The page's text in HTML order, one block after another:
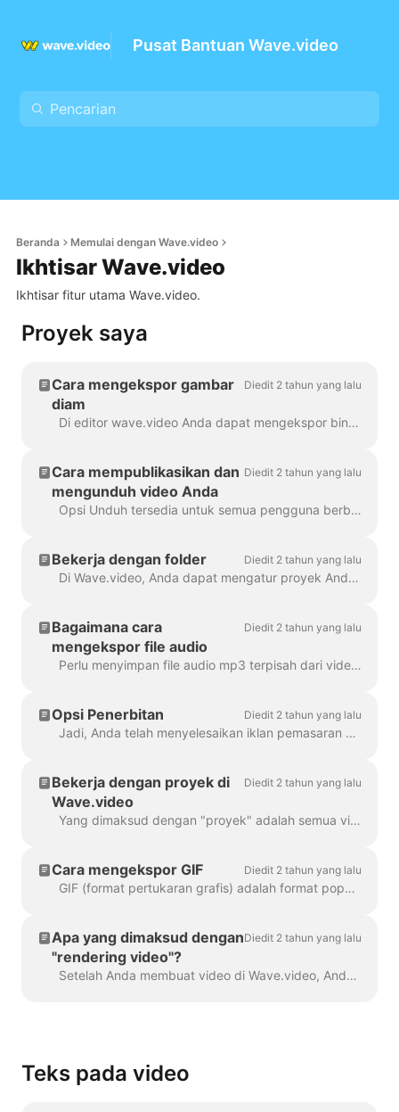
Pusat Bantuan Wave.video
Beranda Memulai dengan Wave.video
Ikhtisar Wave.video
Ikhtisar fitur utama Wave.video.
Proyek saya
Cara mengekspor gambar
diam
Diedit 2 tahun yang lalu
Di editor wave.video Anda dapat mengekspor bingkai apa pun ke format JPG, PNG, atau GIF. Hanya PNG dan GIF yang mendukung transparansi. Bagaimana cara memulainya? Pertama, temukan bingkai ...
Cara mempublikasikan dan
mengunduh video Anda
Diedit 2 tahun yang lalu
Opsi Unduh tersedia untuk semua pengguna berbayar wave.video. Untuk mengunduh video Anda, Anda perlu mengikuti 2 langkah mudah : Opsi A: Langkah ...
Bekerja dengan folder Diedit 2 tahun yang lalu
Di Wave.video, Anda dapat mengatur proyek Anda ke dalam folder. Dengan cara ini, akan lebih mudah untuk mencari proyek Anda. Untuk membuat folder baru, Anda perlu ...
Bagaimana cara
mengekspor file audio
Diedit 2 tahun yang lalu
Perlu menyimpan file audio mp3 terpisah dari video Anda untuk podcast Anda, atau Anda hanya ingin menggunakannya sebagai pengisi suara? Sangat mudah dengan wave.video! Pertama,...
Opsi Penerbitan Diedit 2 tahun yang lalu
Jadi, Anda telah menyelesaikan iklan pemasaran digital Anda, dan Anda siap untuk membagikannya kepada dunia. Sekarang apa? Saatnya mempublikasikan! Di Wave.video ed...
Bekerja dengan proyek di
Wave.video
Diedit 2 tahun yang lalu
Yang dimaksud dengan "proyek" adalah semua video yang dibuat di Wave.video. Berikut ini cara membuat proyek baru. Anda dapat memilih dan menyesuaikan templat video di halaman...
Cara mengekspor GIF Diedit 2 tahun yang lalu
GIF (format pertukaran grafis) adalah format populer yang digunakan sejak akhir 1980-an untuk berbagi gambar dan animasi pendek. GIF hanya dapat menyimpan 256 warna, yang mana ...
Apa yang dimaksud dengan
"rendering video"?
Diedit 2 tahun yang lalu
Setelah Anda membuat video di Wave.video, Anda harus merendernya agar dapat membagikannya di media sosial atau mengunduhnya langsung ke komputer Anda.
Teks pada video